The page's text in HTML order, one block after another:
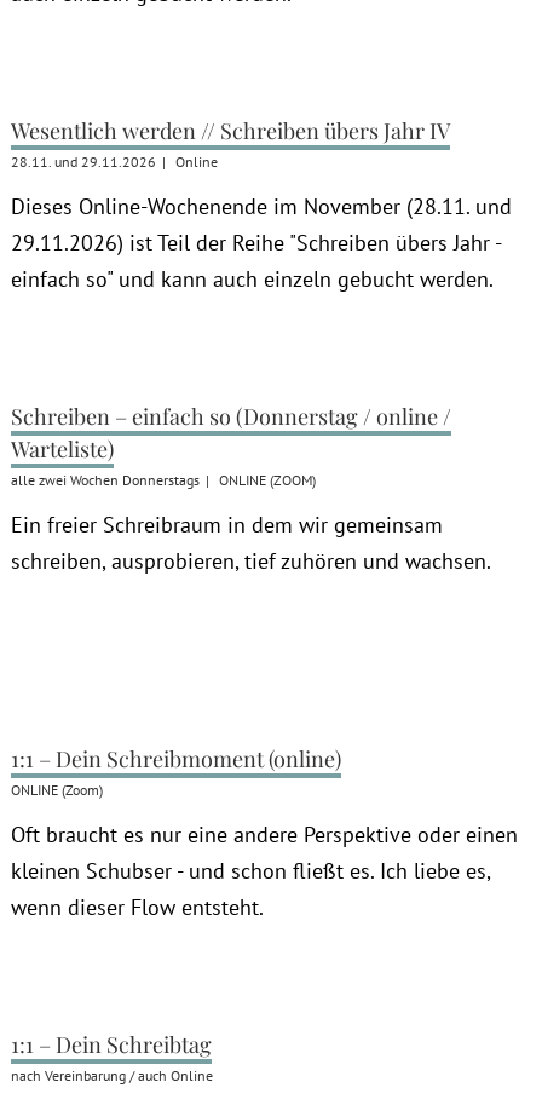
Wesentlich werden // Schreiben übers Jahr IV
28.11. und 29.11.2026 | Online
Dieses Online-Wochenende im November (28.11. und
29.11.2026) ist Teil der Reihe "Schreiben übers Jahr -
einfach so" und kann auch einzeln gebucht werden.
Schreiben – einfach so (Donnerstag / online /
Warteliste)
alle zwei Wochen Donnerstags | ONLINE (ZOOM)
Ein freier Schreibraum in dem wir gemeinsam
schreiben, ausprobieren, tief zuhören und wachsen.
1:1 – Dein Schreibmoment (online)
ONLINE (Zoom)
Oft braucht es nur eine andere Perspektive oder einen
kleinen Schubser - und schon fließt es. Ich liebe es,
wenn dieser Flow entsteht.
1:1 – Dein Schreibtag
nach Vereinbarung / auch Online